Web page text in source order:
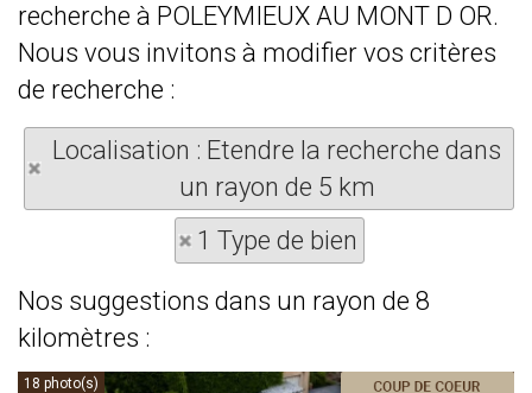
recherche à POLEYMIEUX AU MONT D OR.
Nous vous invitons à modifier vos critères
de recherche :
Localisation : Etendre la recherche dans
un rayon de 5 km
1 Type de bien
Nos suggestions dans un rayon de 8
kilomètres :
18 photo(s)